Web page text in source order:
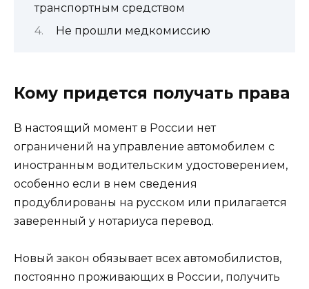
транспортным средством
Не прошли медкомиссию
Кому придется получать права
В настоящий момент в России нет
ограничений на управление автомобилем с
иностранным водительским удостоверением,
особенно если в нем сведения
продублированы на русском или прилагается
заверенный у нотариуса перевод.
Новый закон обязывает всех автомобилистов,
постоянно проживающих в России, получить